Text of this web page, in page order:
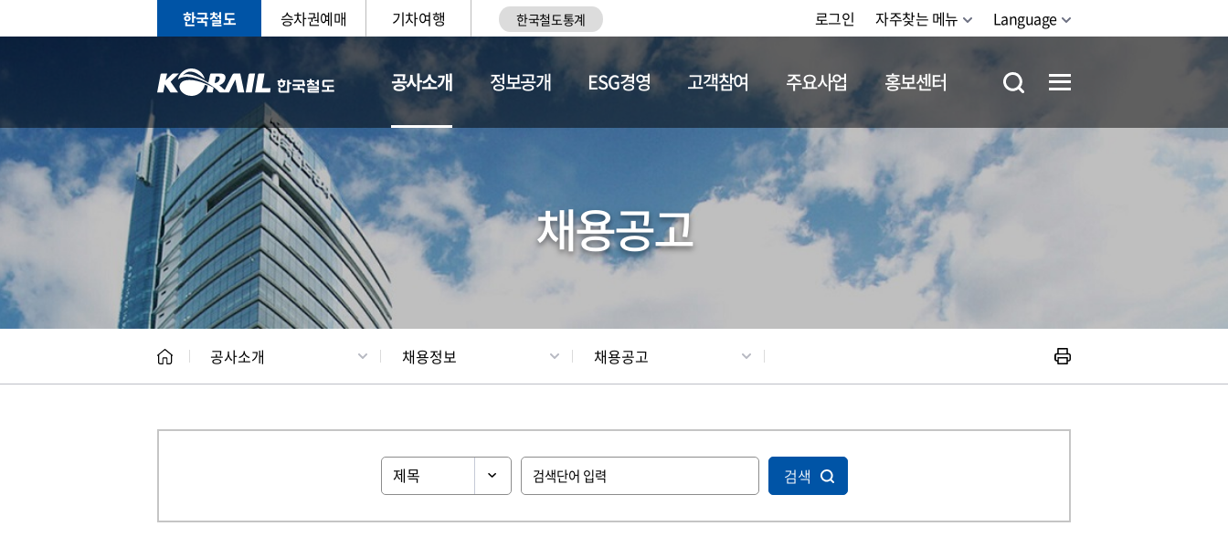
한국철도 승차권예매 기차여행 한국철도통계 로그인 자주찾는 메뉴 Language
공사소개
CEO 일반현황 채용정보
정보공개 ESG경영 고객참여 주요사업 홍보센터
채용공고
공사소개 채용정보 채용공고
검색